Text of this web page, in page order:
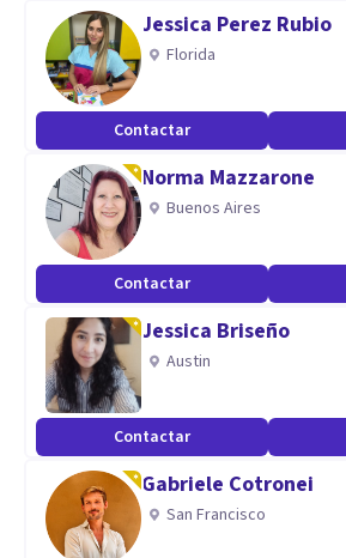
Jessica Perez Rubio
Florida
Contactar
Norma Mazzarone
Buenos Aires
Contactar
Jessica Briseño
Austin
Contactar
Gabriele Cotronei
San Francisco